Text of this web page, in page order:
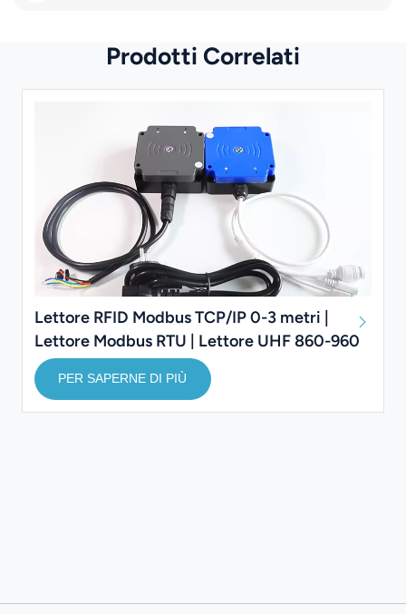
Prodotti Correlati
Lettore RFID Modbus TCP/IP 0-3 metri |
Lettore Modbus RTU | Lettore UHF 860-960
MHz
PER SAPERNE DI PIÙ